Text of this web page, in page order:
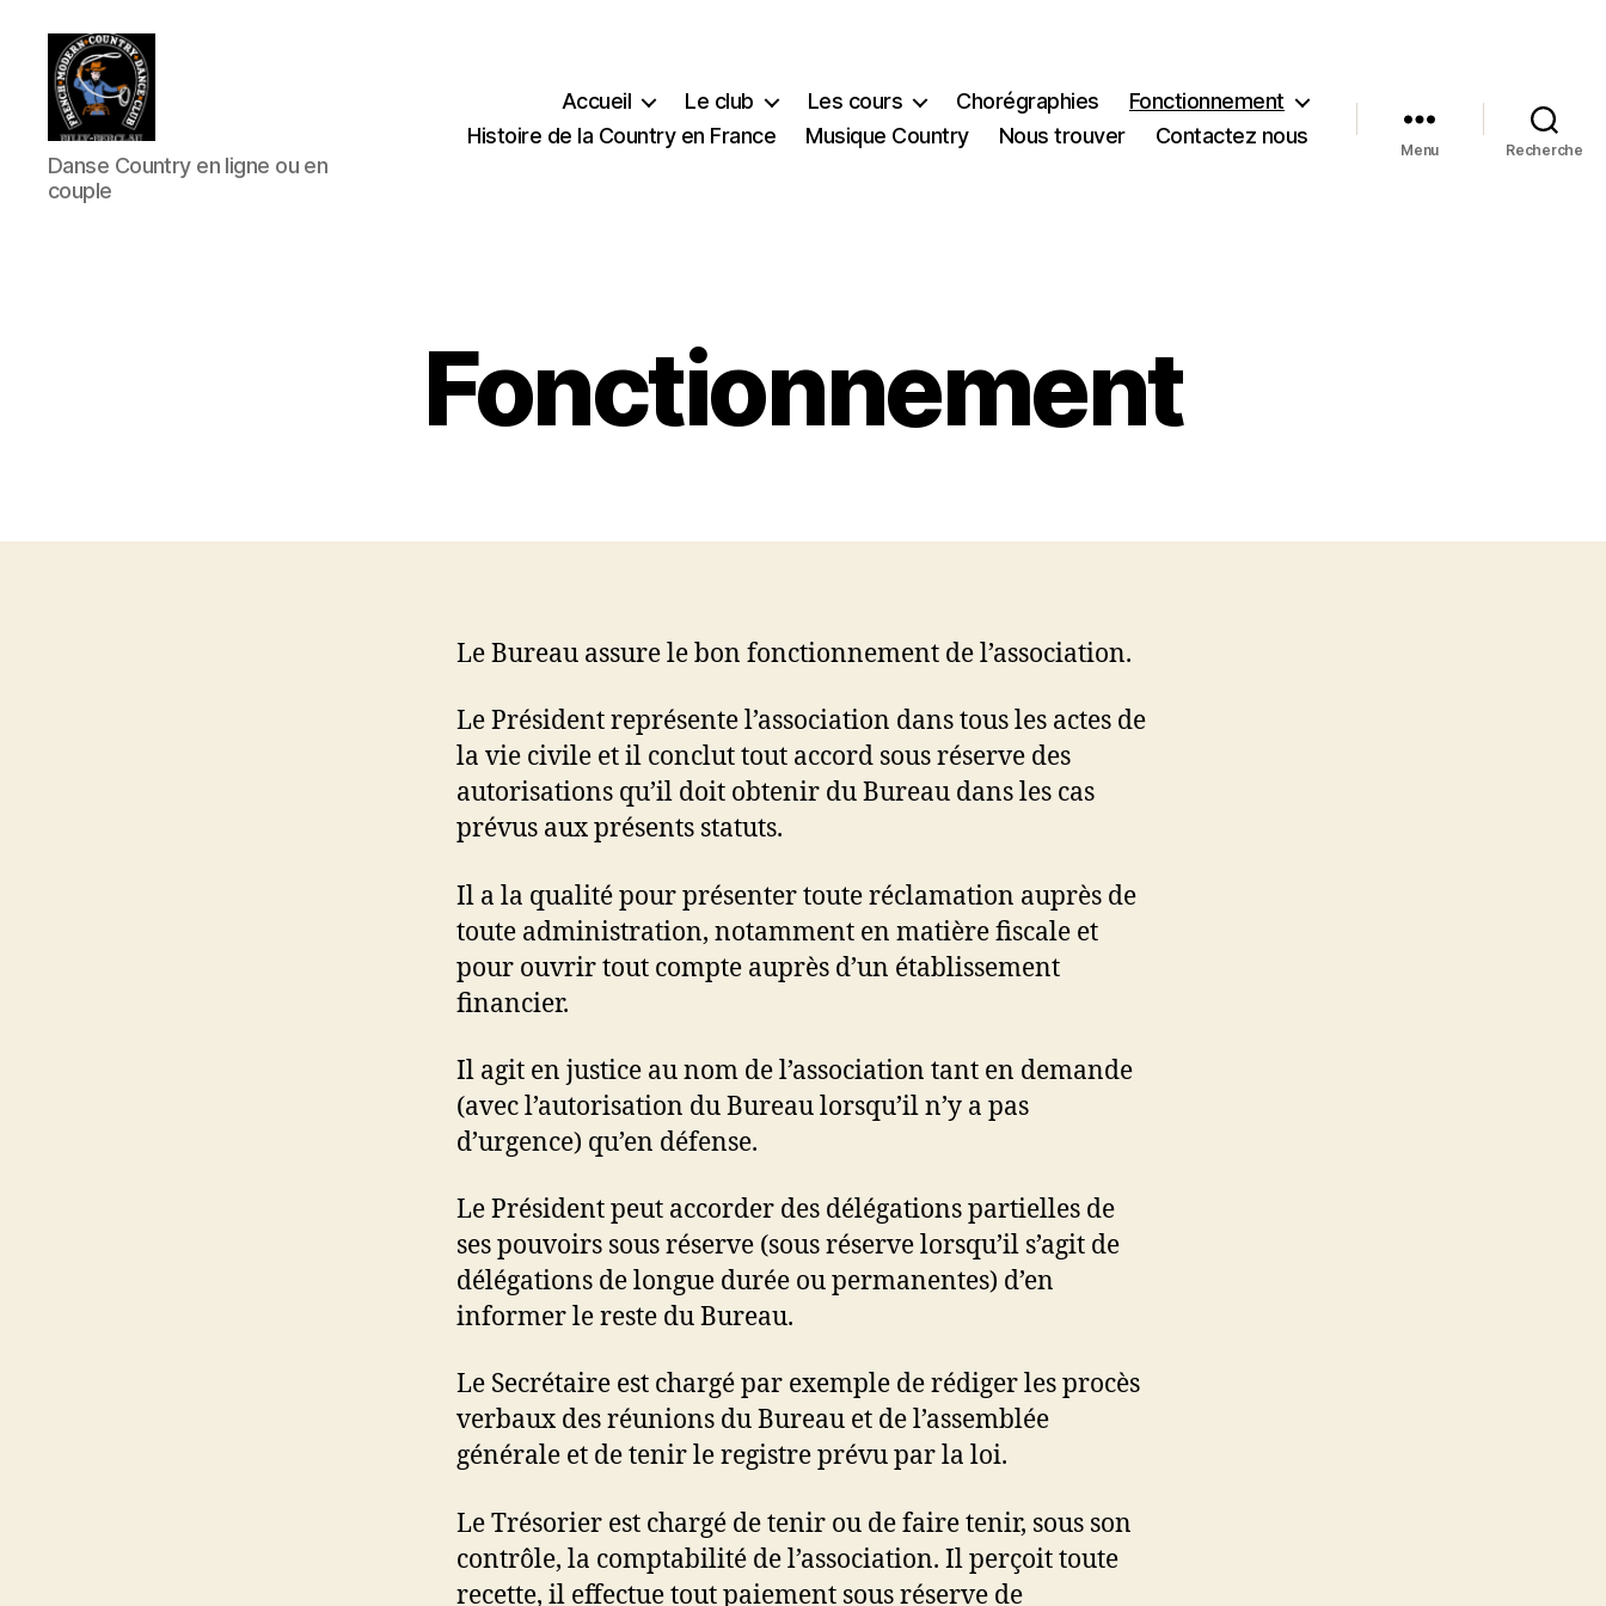
Club
Country
FMCDC
Danse Country en ligne ou en
couple
Accueil Le club Les cours Chorégraphies
Fonctionnement
Histoire de la Country en France
Musique Country Nous trouver Contactez nous
Menu Recherche
Fonctionnement
Le Bureau assure le bon fonctionnement de l’association.
Le Président représente l’association dans tous les actes de
la vie civile et il conclut tout accord sous réserve des
autorisations qu’il doit obtenir du Bureau dans les cas
prévus aux présents statuts.
Il a la qualité pour présenter toute réclamation auprès de
toute administration, notamment en matière fiscale et
pour ouvrir tout compte auprès d’un établissement
financier.
Il agit en justice au nom de l’association tant en demande
(avec l’autorisation du Bureau lorsqu’il n’y a pas
d’urgence) qu’en défense.
Le Président peut accorder des délégations partielles de
ses pouvoirs sous réserve (sous réserve lorsqu’il s’agit de
délégations de longue durée ou permanentes) d’en
informer le reste du Bureau.
Le Secrétaire est chargé par exemple de rédiger les procès
verbaux des réunions du Bureau et de l’assemblée
générale et de tenir le registre prévu par la loi.
Le Trésorier est chargé de tenir ou de faire tenir, sous son
contrôle, la comptabilité de l’association. Il perçoit toute
recette, il effectue tout paiement sous réserve de